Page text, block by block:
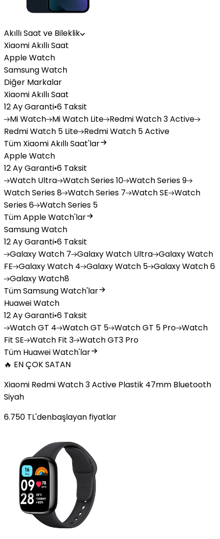
Akıllı Saat ve Bileklik
Xiaomi Akıllı Saat
Apple Watch
Samsung Watch
Diğer Markalar
Xiaomi Akıllı Saat
12 Ay Garanti•6 Taksit
MiWatch MiWatch Lite RedmiWatch 3 Active
RedmiWatch 5 Lite RedmiWatch 5 Active
Tüm Xiaomi Akıllı Saat'lar
Apple Watch
12 Ay Garanti•6 Taksit
Watch Ultra WatchSeries 10 WatchSeries 9
WatchSeries 8 WatchSeries 7 WatchSE Watch
Series 6 WatchSeries 5
Tüm Apple Watch'lar
Samsung Watch
12 Ay Garanti•6 Taksit
GalaxyWatch 7 GalaxyWatch Ultra GalaxyWatch
FE GalaxyWatch 4 GalaxyWatch 5 GalaxyWatch 6
GalaxyWatch8
Tüm Samsung Watch'lar
Huawei Watch
12 Ay Garanti•6 Taksit
WatchGT 4 WatchGT 5 WatchGT 5 Pro Watch
Fit SE Watch Fit 3 WatchGT3 Pro
Tüm Huawei Watch'lar
🔥 EN ÇOK SATAN
Xiaomi Redmi Watch 3 Active Plastik 47mm Bluetooth
Siyah
6.750 TL'denbaşlayan fiyatlar